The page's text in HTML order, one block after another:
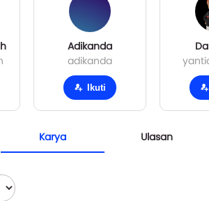
Adikanda
adikanda
Ikuti
Karya
Ulasan